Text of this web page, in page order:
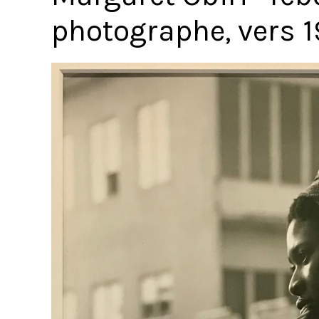
photographe, vers